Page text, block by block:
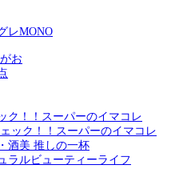
レMONO
お
ク！！スーパーのイマコレ
ック！！スーパーのイマコレ
酒美 推しの一杯
ラルビューティーライフ